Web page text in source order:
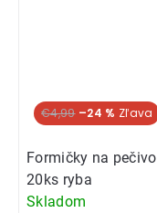
€4,99 –24 %
Formičky na pečivo
20ks ryba
Skladom